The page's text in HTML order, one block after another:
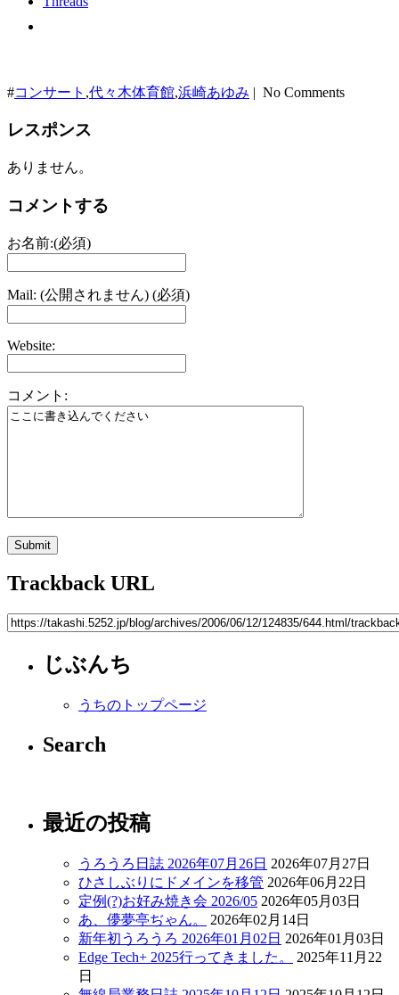
#コンサート ,代々木体育館,浜崎あゆみ | No Comments
レスポンス
ありません。
コメントする
お名前:(必須)
Mail: (公開されません) (必須)
Website:
コメント:
Trackback URL
じぶんち
うちのトップページ
Search
最近の投稿
うろうろ日誌 2026年07月26日 2026年07月27日
ひさしぶりにドメインを移管 2026年06月22日
定例(?)お好み焼き会 2026/05 2026年05月03日
あ、儚夢亭ぢゃん。
2026年02月14日
新年初うろうろ 2026年01月02日 2026年01月03日
Edge Tech+ 2025行ってきました。
2025年11月22
日